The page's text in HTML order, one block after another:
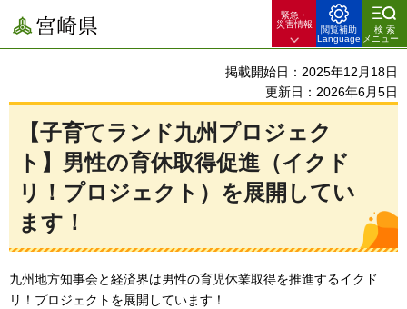
宮崎県
緊急・
災害情報
閲覧補助
Language
検索
メニュー
掲載開始日：2025年12月18日
更新日：2026年6月5日
【子育てランド九州プロジェク
ト】男性の育休取得促進（イクド
リ！プロジェクト）を展開してい
ます！
九州地方知事会と経済界は男性の育児休業取得を推進するイクド
リ！プロジェクトを展開しています！